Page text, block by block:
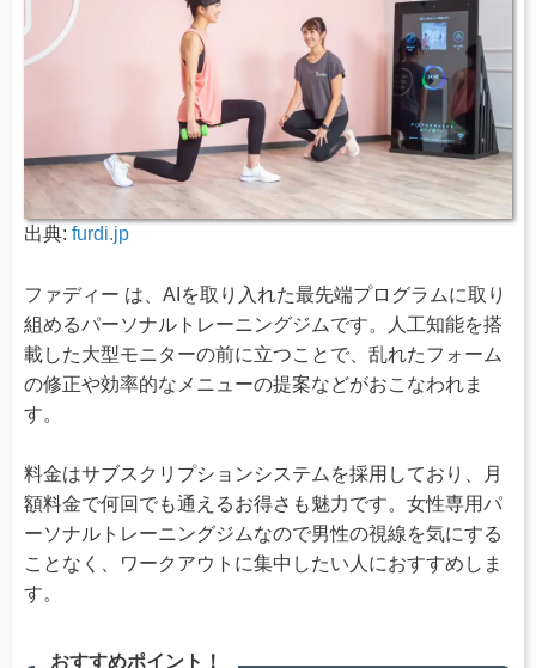
出典: furdi.jp
ファディー は、AIを取り入れた最先端プログラムに取り
組めるパーソナルトレーニングジムです。人工知能を搭
載した大型モニターの前に立つことで、乱れたフォーム
の修正や効率的なメニューの提案などがおこなわれま
す。
料金はサブスクリプションシステムを採用しており、月
額料金で何回でも通えるお得さも魅力です。女性専用パ
ーソナルトレーニングジムなので男性の視線を気にする
ことなく、ワークアウトに集中したい人におすすめしま
す。
おすすめポイント！